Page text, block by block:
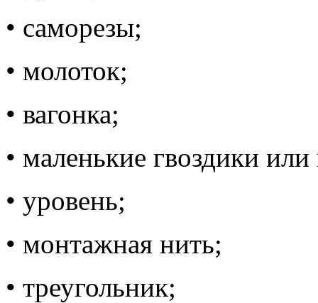
• саморезы;
• молоток;
• вагонка;
• маленькие гвоздики
• уровень;
• монтажная нить;
• треугольник;